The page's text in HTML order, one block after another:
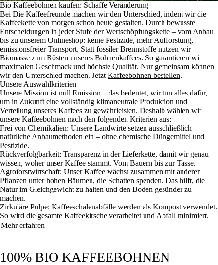
Bio Kaffeebohnen kaufen: Schaffe Veränderung
Bei Die Kaffeefreunde machen wir den Unterschied, indem wir die
Kaffeekette von morgen schon heute gestalten. Durch bewusste
Entscheidungen in jeder Stufe der Wertschöpfungskette – vom Anbau
bis zu unserem Onlineshop: keine Pestizide, mehr Aufforstung,
emissionsfreier Transport. Statt fossiler Brennstoffe nutzen wir
Biomasse zum Rösten unseres Bohnenkaffees. So garantieren wir
maximalen Geschmack und höchste Qualität. Nur gemeinsam können
wir den Unterschied machen. Jetzt Kaffeebohnen bestellen.
Unsere Auswahlkriterien
Unsere Mission ist null Emission – das bedeutet, wir tun alles dafür,
um in Zukunft eine vollständig klimaneutrale Produktion und
Verteilung unseres Kaffees zu gewährleisten. Deshalb wählen wir
unsere Kaffeebohnen nach den folgenden Kriterien aus:
Frei von Chemikalien: Unsere Landwirte setzen ausschließlich
natürliche Anbaumethoden ein – ohne chemische Düngemittel und
Pestizide.
Rückverfolgbarkeit: Transparenz in der Lieferkette, damit wir genau
wissen, woher unser Kaffee stammt. Vom Bauern bis zur Tasse.
Agroforstwirtschaft: Unser Kaffee wächst zusammen mit anderen
Pflanzen unter hohen Bäumen, die Schatten spenden. Das hilft, die
Natur im Gleichgewicht zu halten und den Boden gesünder zu
machen.
Zirkuläre Pulpe: Kaffeeschalenabfälle werden als Kompost verwendet.
So wird die gesamte Kaffeekirsche verarbeitet und Abfall minimiert.
Mehr erfahren
100% BIO KAFFEEBOHNEN